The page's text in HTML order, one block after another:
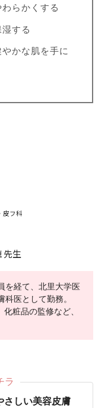
らかくする
する
かな肌を手に
皮フ科
先生
を経て、北里大学医
医として勤務。
粧品の監修など、
ラ
さしい美容皮膚